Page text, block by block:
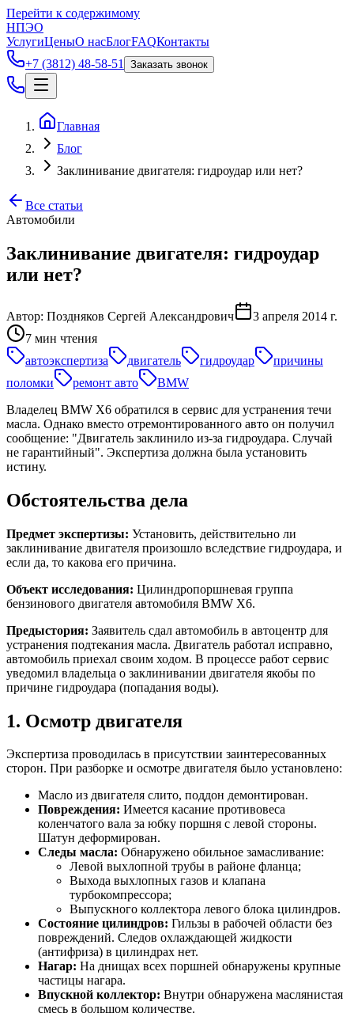
Перейти к содержимому
НПЭО
УслугиЦеныО насБлогFAQКонтакты
+7 (3812) 48-58-51
Заказать звонок
Главная
Блог
Заклинивание двигателя: гидроудар или нет?
Все статьи
Автомобили
Заклинивание двигателя: гидроудар
или нет?
Автор: Поздняков Сергей Александрович
3 апреля 2014 г.
7 мин чтения
автоэкспертиза
двигатель гидроудар
причины
поломки
ремонт авто
BMW
Владелец BMW X6 обратился в сервис для устранения течи
масла. Однако вместо отремонтированного авто он получил
сообщение: "Двигатель заклинило из-за гидроудара. Случай
не гарантийный". Экспертиза должна была установить
истину.
Обстоятельства дела
Предмет экспертизы: Установить, действительно ли
заклинивание двигателя произошло вследствие гидроудара, и
если да, то какова его причина.
Объект исследования: Цилиндропоршневая группа
бензинового двигателя автомобиля BMW X6.
Предыстория: Заявитель сдал автомобиль в автоцентр для
устранения подтекания масла. Двигатель работал исправно,
автомобиль приехал своим ходом. В процессе работ сервис
уведомил владельца о заклинивании двигателя якобы по
причине гидроудара (попадания воды).
1. Осмотр двигателя
Экспертиза проводилась в присутствии заинтересованных
сторон. При разборке и осмотре двигателя было установлено:
Масло из двигателя слито, поддон демонтирован.
Повреждения: Имеется касание противовеса
коленчатого вала за юбку поршня с левой стороны.
Шатун деформирован.
Следы масла: Обнаружено обильное замасливание:
Левой выхлопной трубы в районе фланца;
Выхода выхлопных газов и клапана
турбокомпрессора;
Выпускного коллектора левого блока цилиндров.
Состояние цилиндров: Гильзы в рабочей области без
повреждений. Следов охлаждающей жидкости
(антифриза) в цилиндрах нет.
Нагар: На днищах всех поршней обнаружены крупные
частицы нагара.
Впускной коллектор: Внутри обнаружена маслянистая
смесь в большом количестве.